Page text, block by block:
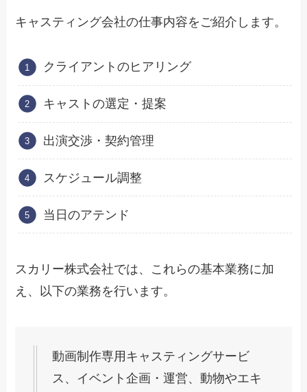
キャスティング会社の仕事内容をご紹介します。
クライアントのヒアリング
キャストの選定・提案
出演交渉・契約管理
スケジュール調整
当日のアテンド
スカリー株式会社では、これらの基本業務に加
え、以下の業務を行います。
動画制作専用キャスティングサービ
ス、イベント企画・運営、動物やエキ